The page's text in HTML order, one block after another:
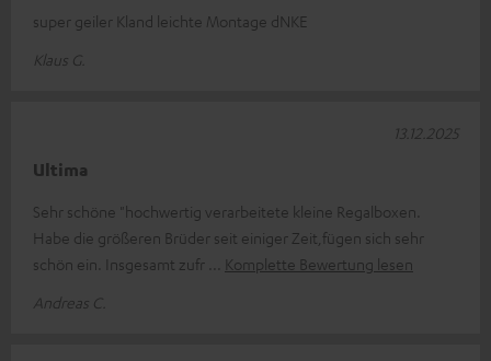
super geiler Kland leichte Montage dNKE
Klaus G.
Ultima
Sehr schöne "hochwertig verarbeitete kleine Regalboxen.
Habe die größeren Brüder seit einiger Zeit,fügen sich sehr
schön ein. Insgesamt zufr
Komplette Bewertung lesen
Andreas C.
13.12.2025